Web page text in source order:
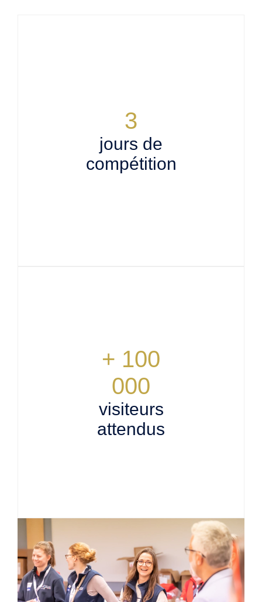
3
jours de
compétition
+ 100
000
visiteurs
attendus